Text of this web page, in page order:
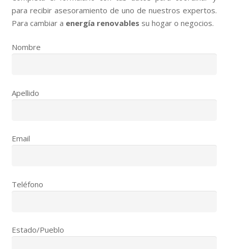
para recibir asesoramiento de uno de nuestros expertos.
Para cambiar a energía renovables su hogar o negocios.
Nombre
Apellido
Email
Teléfono
Estado/Pueblo